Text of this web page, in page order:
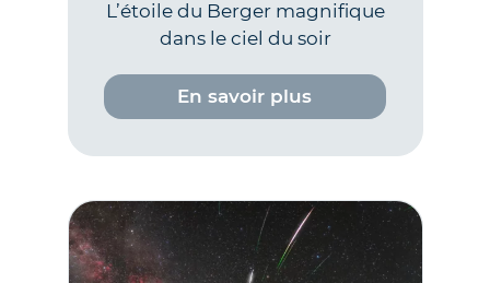
L’étoile du Berger magnifique
dans le ciel du soir
En savoir plus